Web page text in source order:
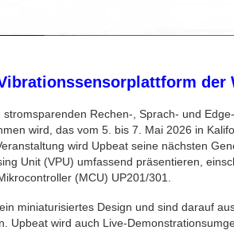
Rechen-, Sprach- und
wird, das vom 5. bis 7. Mai 2026 in
wird Upbeat seine nächsten
Unit (VPU) umfassend präsentieren,
(MCU) UP201/301.
miniaturisiertes Design und sind darauf
Upbeat wird auch Live-